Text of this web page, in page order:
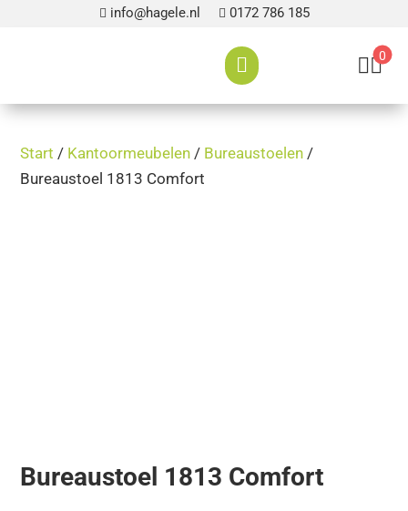
 info@hagele.nl  0172 786 185
 0
Start / Kantoormeubelen / Bureaustoelen /
Bureaustoel 1813 Comfort
Bureaustoel 1813 Comfort